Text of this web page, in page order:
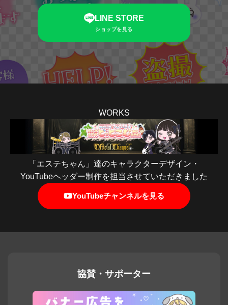
LINE STORE
ショップを見る
WORKS
「エステちゃん」達のキャラクターデザイン・
YouTubeヘッダー制作を担当させていただきました
YouTubeチャンネルを見る
協賛・サポーター